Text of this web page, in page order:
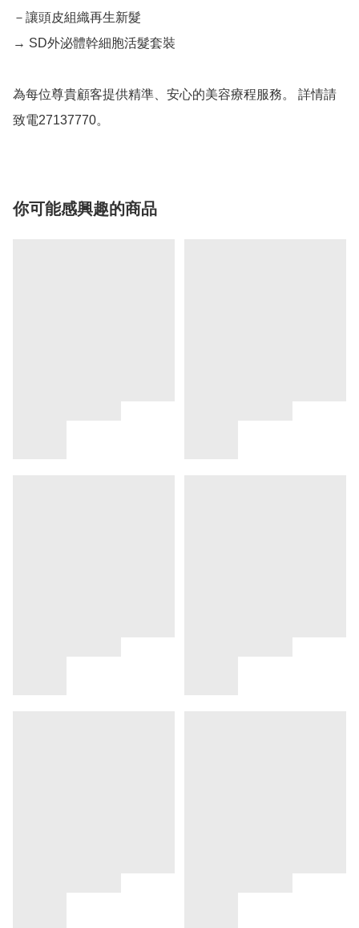
－讓頭皮組織再生新髮
→ SD外泌體幹細胞活髮套裝
為每位尊貴顧客提供精準、安心的美容療程服務。 詳情請
致電27137770。
你可能感興趣的商品